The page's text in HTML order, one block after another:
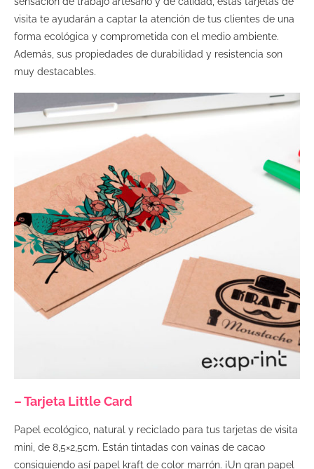
visita te ayudarán a captar la atención de tus clientes de una
forma ecológica y comprometida con el medio ambiente.
Además, sus propiedades de durabilidad y resistencia son
muy destacables.
– Tarjeta Little Card
Papel ecológico, natural y reciclado para tus tarjetas de visita
mini, de 8,5×2,5cm. Están tintadas con vainas de cacao
consiguiendo así papel kraft de color marrón. ¡Un gran papel